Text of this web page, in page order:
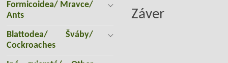
Formicoidea/ Mravce/
Ants
Blattodea/ Šváby/
Cockroaches
Záver